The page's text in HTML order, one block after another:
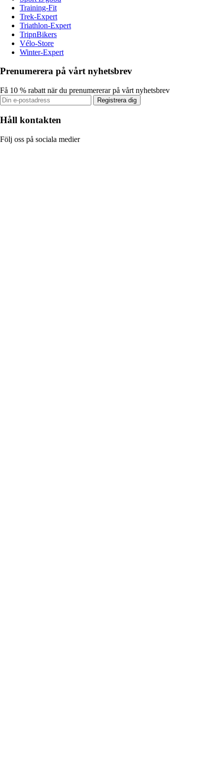
Training-Fit
Trek-Expert
Triathlon-Expert
TripnBikers
Vélo-Store
Winter-Expert
Prenumerera på vårt nyhetsbrev
Få 10 % rabatt när du prenumererar på vårt nyhetsbrev
Registrera dig
Håll kontakten
Följ oss på sociala medier